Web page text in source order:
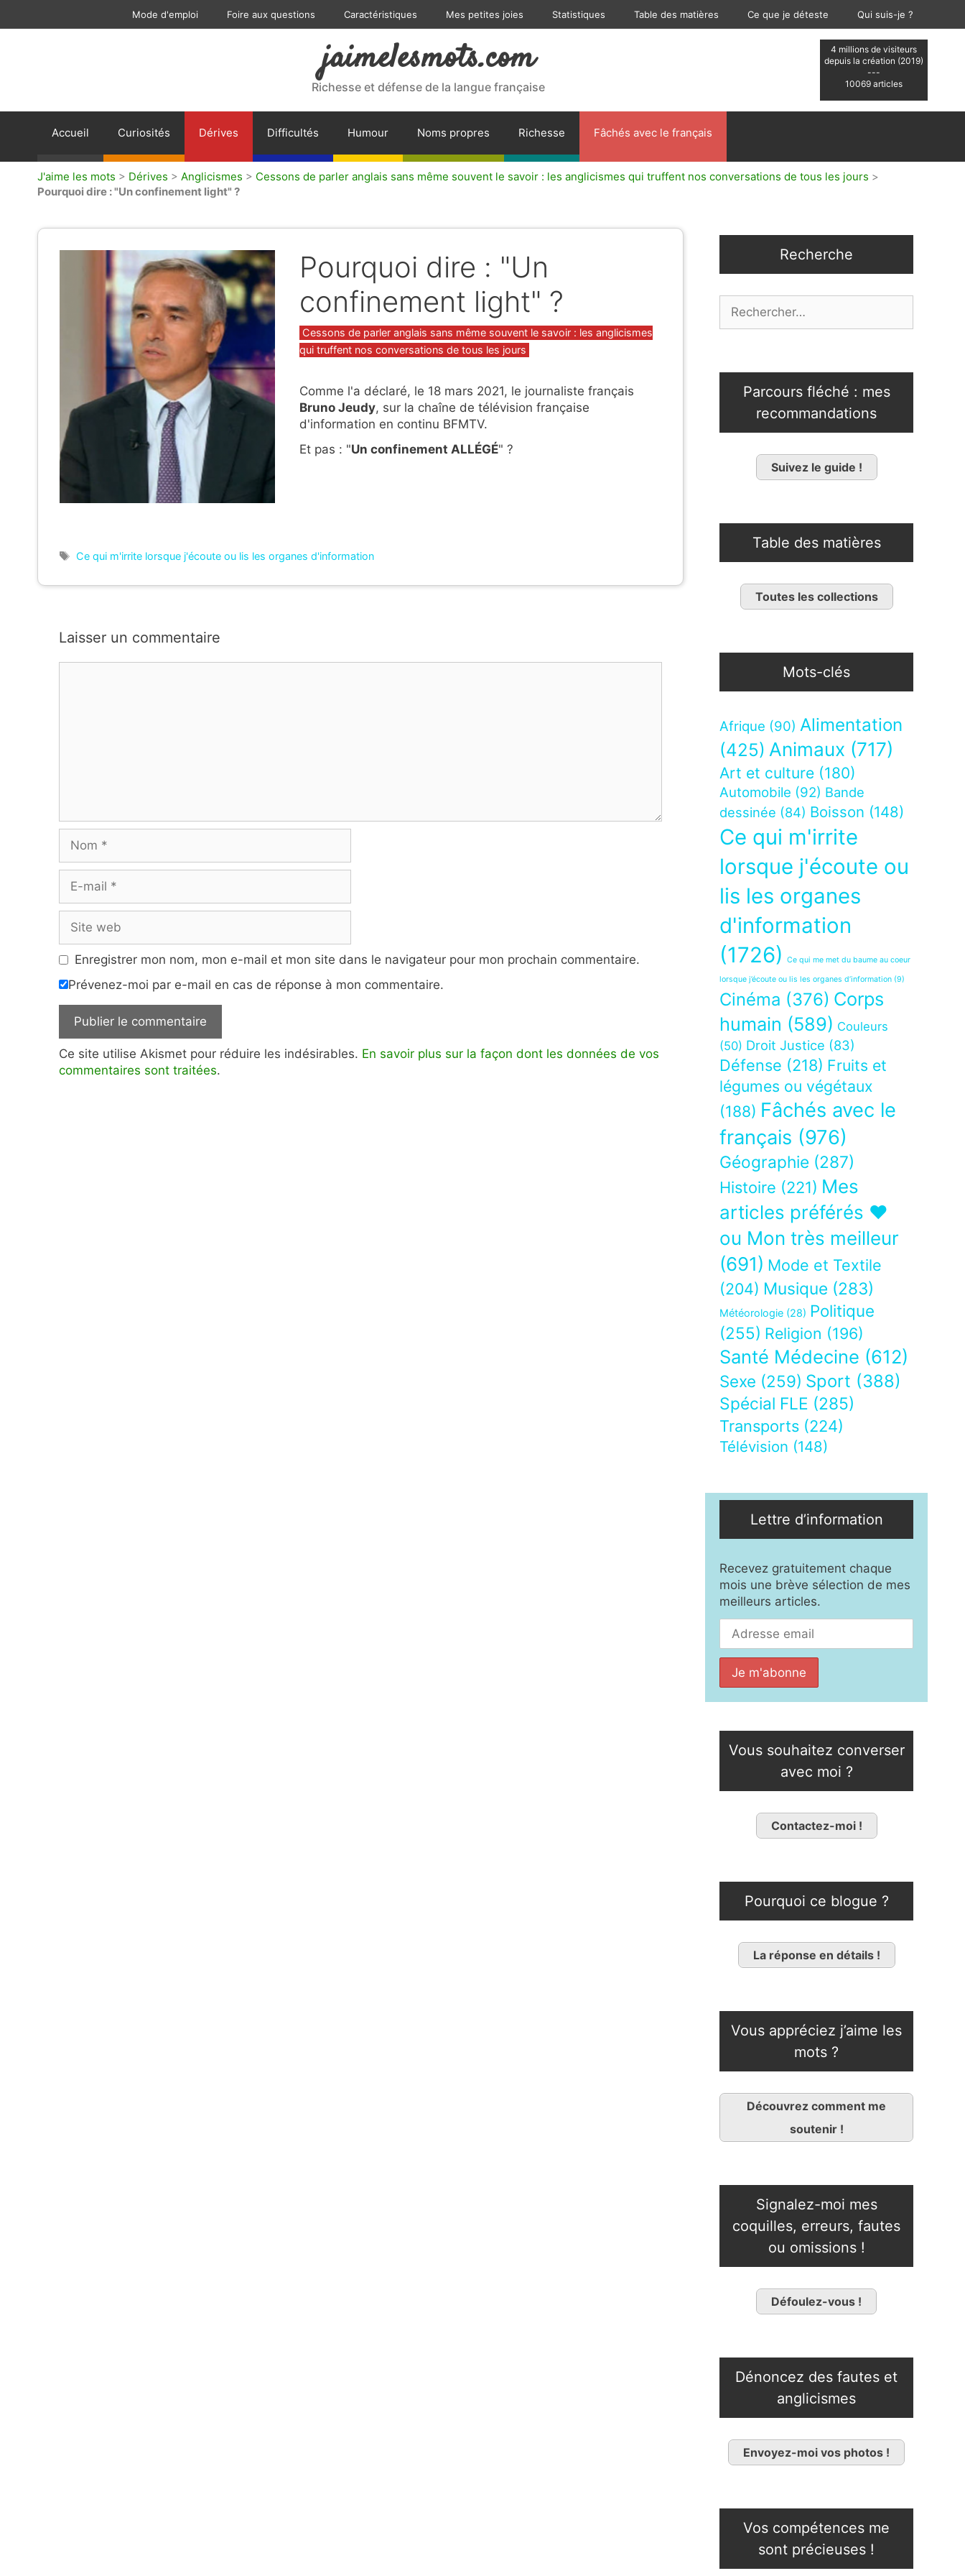
Mode d'emploi Foire aux questions Caractéristiques Mes petites joies Statistiques Table des matières Ce que je déteste Qui suis-je ?
4 millions de visiteurs
depuis la création (2019)
---
10069 articles
jaimelesmots.com
Richesse et défense de la langue française
Accueil Curiosités Dérives Difficultés Humour Noms propres Richesse Fâchés avec le français
J'aime les mots > Dérives > Anglicismes > Cessons de parler anglais sans même souvent le savoir : les anglicismes qui truffent nos conversations de tous les jours >
Pourquoi dire : "Un confinement light" ?
Pourquoi dire : "Un
confinement light" ?
Catégories
Cessons de parler anglais sans même souvent le savoir : les anglicismes
qui truffent nos conversations de tous les jours
Comme l'a déclaré, le 18 mars 2021, le journaliste français
Bruno Jeudy, sur la chaîne de télévision française
d'information en continu BFMTV.
Et pas : "Un confinement ALLÉGÉ" ?
Étiquettes
Ce qui m'irrite lorsque j'écoute ou lis les organes d'information
Laisser un commentaire
mail
web
Enregistrer mon nom, mon e-mail et mon site dans le navigateur pour mon prochain commentaire.
Prévenez-moi par e-mail en cas de réponse à mon commentaire.
Ce site utilise Akismet pour réduire les indésirables. En savoir plus sur la façon dont les données de vos
commentaires sont traitées.
Recherche
Parcours fléché : mes
recommandations
Suivez le guide !
Table des matières
Toutes les collections
Mots-clés
Afrique (90) Alimentation
(425) Animaux (717)
Art et culture (180)
Automobile (92) Bande
dessinée (84) Boisson (148)
Ce qui m'irrite
lorsque j'écoute ou
lis les organes
d'information
(1726)
Ce qui me met du baume au coeur
lorsque j’écoute ou lis les organes d’information (9)
Cinéma (376) Corps
humain (589) Couleurs
(50) Droit Justice (83)
Défense (218) Fruits et
légumes ou végétaux
(188) Fâchés avec le
français (976)
Géographie (287)
Histoire (221) Mes
articles préférés ❤
ou Mon très meilleur
(691) Mode et Textile
(204) Musique (283)
Météorologie (28) Politique
(255) Religion (196)
Santé Médecine (612)
Sexe (259) Sport (388)
Spécial FLE (285)
Transports (224)
Télévision (148)
Lettre d’information
Recevez gratuitement chaque
mois une brève sélection de mes
meilleurs articles.
Vous souhaitez converser
avec moi ?
Contactez-moi !
Pourquoi ce blogue ?
La réponse en détails !
Vous appréciez j’aime les
mots ?
Découvrez comment me
soutenir !
Signalez-moi mes
coquilles, erreurs, fautes
ou omissions !
Défoulez-vous !
Dénoncez des fautes et
anglicismes
Envoyez-moi vos photos !
Vos compétences me
sont précieuses !